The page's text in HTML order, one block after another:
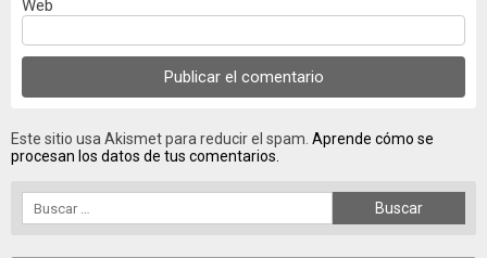
Web
Este sitio usa Akismet para reducir el spam. Aprende cómo se
procesan los datos de tus comentarios.